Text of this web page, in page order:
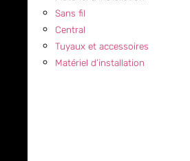
Sans fil
Central
Tuyaux et accessoires
Matériel d’installation